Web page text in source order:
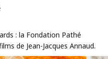
: la Fondation Pathé
de Jean-Jacques Annaud.